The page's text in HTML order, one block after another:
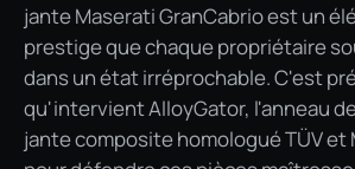
jante Maserati GranCabrio est un
prestige que chaque propriétaire
dans un état irréprochable. C'est
qu'intervient AlloyGator, l'anneau
jante composite homologué TÜV et